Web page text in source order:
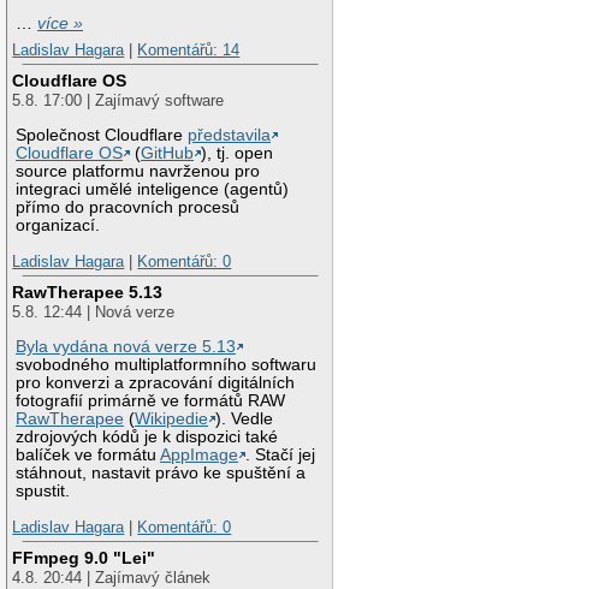
…více »
Ladislav Hagara | Komentářů: 14
Cloudflare OS
5.8. 17:00 | Zajímavý software
Společnost Cloudflare představila
Cloudflare OS
(GitHub ), tj. open
source platformu navrženou pro
integraci umělé inteligence (agentů)
přímo do pracovních procesů
organizací.
Ladislav Hagara | Komentářů: 0
RawTherapee 5.13
5.8. 12:44 | Nová verze
Byla vydána nová verze 5.13
svobodného multiplatformního softwaru
pro konverzi a zpracování digitálních
fotografií primárně ve formátů RAW
RawTherapee (Wikipedie ). Vedle
zdrojových kódů je k dispozici také
balíček ve formátuAppImage
. Stačí jej
stáhnout, nastavit právo ke spuštění a
spustit.
Ladislav Hagara | Komentářů: 0
FFmpeg 9.0 "Lei"
4.8. 20:44 | Zajímavý článek